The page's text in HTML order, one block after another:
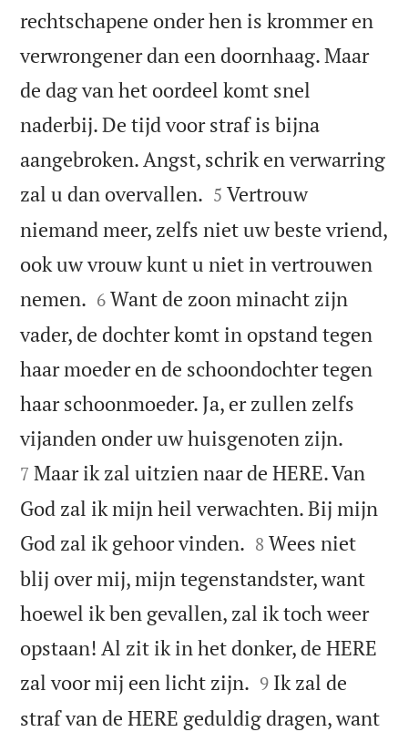
rechtschapene onder hen is krommer en
verwrongener dan een doornhaag. Maar
de dag van het oordeel komt snel
naderbij. De tijd voor straf is bijna
aangebroken. Angst, schrik en verwarring
zal u dan overvallen. 

5 Vertrouw
niemand meer, zelfs niet uw beste vriend,
ook uw vrouw kunt u niet in vertrouwen
nemen. 

6 Want de zoon minacht zijn
vader, de dochter komt in opstand tegen
haar moeder en de schoondochter tegen
haar schoonmoeder. Ja, er zullen zelfs
vijanden onder uw huisgenoten zijn.
7 Maar ik zal uitzien naar de HERE. Van
God zal ik mijn heil verwachten. Bij mijn
God zal ik gehoor vinden. 

8 Wees niet
blij over mij, mijn tegenstandster, want
hoewel ik ben gevallen, zal ik toch weer
opstaan! Al zit ik in het donker, de HERE
zal voor mij een licht zijn. 

9 Ik zal de
straf van de HERE geduldig dragen, want